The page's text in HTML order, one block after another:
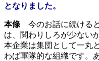
となりました。
本條 今のお話に続ける
は、関わりしろが少ない
本企業は集団として一丸
わば軍隊的な組織です。